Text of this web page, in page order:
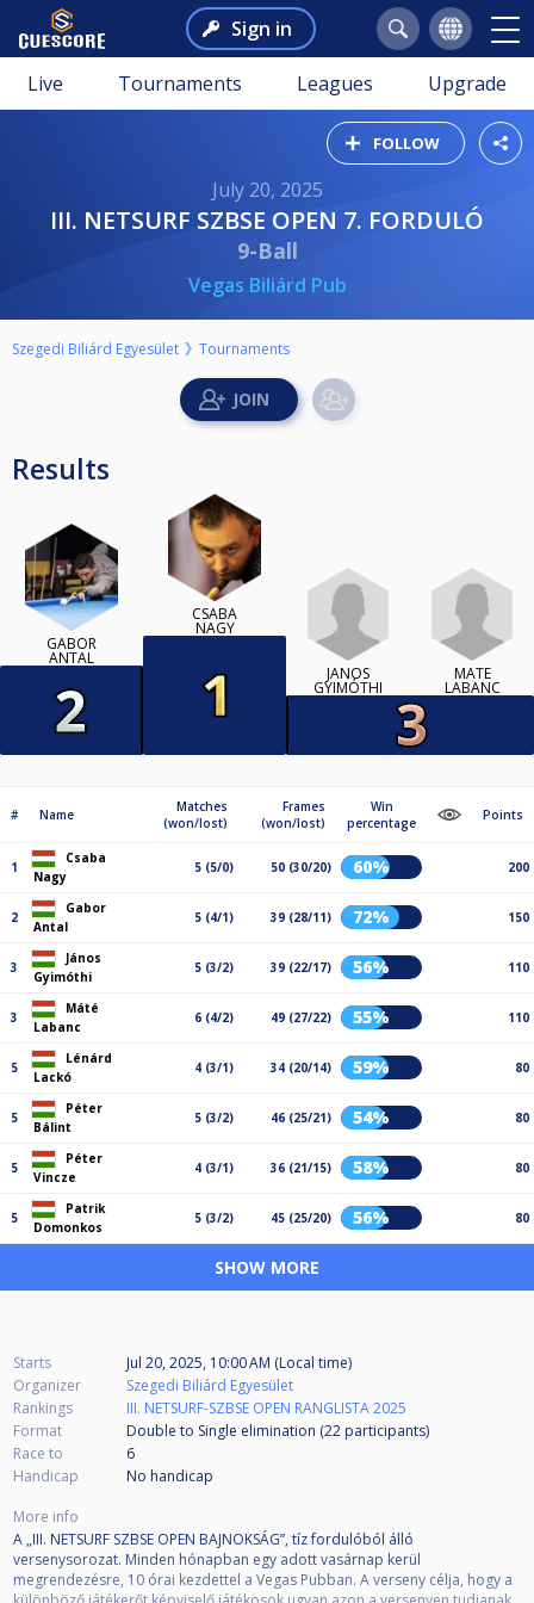
Sign in
Live Tournaments Leagues Upgrade
FOLLOW
July 20, 2025
III. NETSURF SZBSE OPEN 7. FORDULÓ
9-Ball
Vegas Biliárd Pub
Szegedi Biliárd Egyesület Tournaments
Results
GABOR
ANTAL
CSABA
NAGY
JÁNOS
GYIMÓTHI
MÁTÉ
LABANC
# Name
Matches
(won/lost)
Frames
(won/lost)
Win
percentage
Points
1
Csaba
Nagy
5 (5/0) 50 (30/20) 60% 200
2
Gabor
Antal
5 (4/1) 39 (28/11) 72% 150
3
János
Gyimóthi
5 (3/2) 39 (22/17) 56% 110
3
Máté
Labanc
6 (4/2) 49 (27/22) 55% 110
5
Lénárd
Lackó
4 (3/1) 34 (20/14) 59% 80
5
Péter
Bálint
5 (3/2) 46 (25/21) 54% 80
5
Péter
Vincze
4 (3/1) 36 (21/15) 58% 80
5
Patrik
Domonkos
5 (3/2) 45 (25/20) 56% 80
SHOW MORE
Starts
Jul 20, 2025, 10:00 AM (Local time)
Organizer
Szegedi Biliárd Egyesület
Rankings
III. NETSURF-SZBSE OPEN RANGLISTA 2025
Format
Double to Single elimination (22 participants)
Race to
6
Handicap
No handicap
More info
A „III. NETSURF SZBSE OPEN BAJNOKSÁG”, tíz fordulóból álló
versenysorozat. Minden hónapban egy adott vasárnap kerül
megrendezésre, 10 órai kezdettel a Vegas Pubban. A verseny célja, hogy a